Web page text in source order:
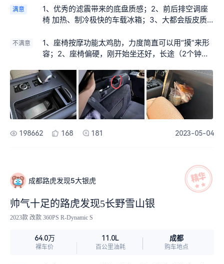
车断电的时候，你那痞P钮还管用吗。任何大厅图书
的东西，都是不足为信的。厂家官方解释才有用。
而伟大的厂家的服务电话让我去问4 s店。
满意
1、优秀的滤震带来的底盘质感；2、前后排空调座
椅 加热、制冷极快的车载冰箱；3、大都会版皮质
00W音响音质可以。
不满意
1、座椅按摩功能太鸡肋，力度简直可以用“摸”来形
容；2、座椅偏硬，刚开始坐还好，长途（2个钟以
头部需头枕支撑才舒服（注：一定要头部靠枕）；
4、主打全能越野，可后锁却没标配。虽然可以选
配，通常4儿子店不会给你选（要么不给优惠的基础
上愿意等6-12个月）；5、后备箱门，用久会下沉磨
漆的通病这些年还未解决；6、80W出头的顶配车型
也不配备双层夹胶玻璃。
198662 168 181 2023-05-04
成都路虎发现5大银虎
帅气十足的路虎发现5长野雪山银
2023款 改款 360PS R-Dynamic S
64.0万
裸车价
11.0L
百公里油耗
成都
购车地点